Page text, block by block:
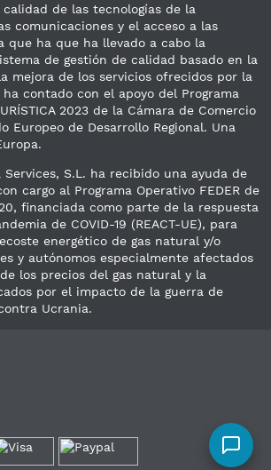
de las tecnologías de la
comunicaciones y el acceso a las
que ha que ha llevado a cabo la
de gestión de calidad basado en la
la mejora de los servicios ofrecidos por la
contado con el apoyo del Programa
2023 de la Cámara de Comercio
Europeo de Desarrollo Regional. Una
Services, S.L. ha recibido una ayuda de
cargo al Programa Operativo FEDER de
financiada como parte de la respuesta
de COVID-19 (REACT-UE), para
energético de gas natural y/o
y autónomos especialmente afectados
los precios del gas natural y la
por el impacto de la guerra de
Ucrania.